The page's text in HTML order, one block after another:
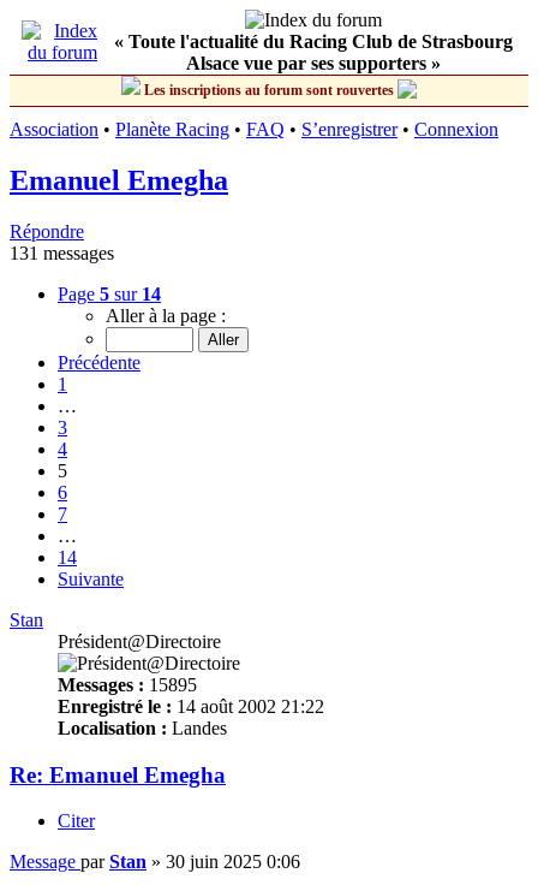
« Toute l'actualité du Racing Club de Strasbourg
Alsace vue par ses supporters »
Les inscriptions au forum sont rouvertes
Association • Planète Racing • FAQ • S’enregistrer• Connexion
Emanuel Emegha
Répondre
131 messages
Page 5 sur 14
Aller à la page :
Précédente
1
…
3
4
5
6
7
…
14
Suivante
Stan
Président@Directoire
Messages : 15895
Enregistré le : 14 août 2002 21:22
Localisation : Landes
Re: Emanuel Emegha
Citer
Message parStan » 30 juin 2025 0:06